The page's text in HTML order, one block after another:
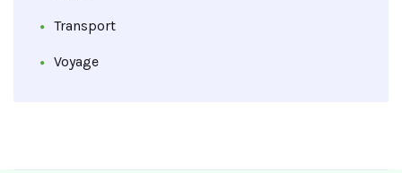
Transport
Voyage